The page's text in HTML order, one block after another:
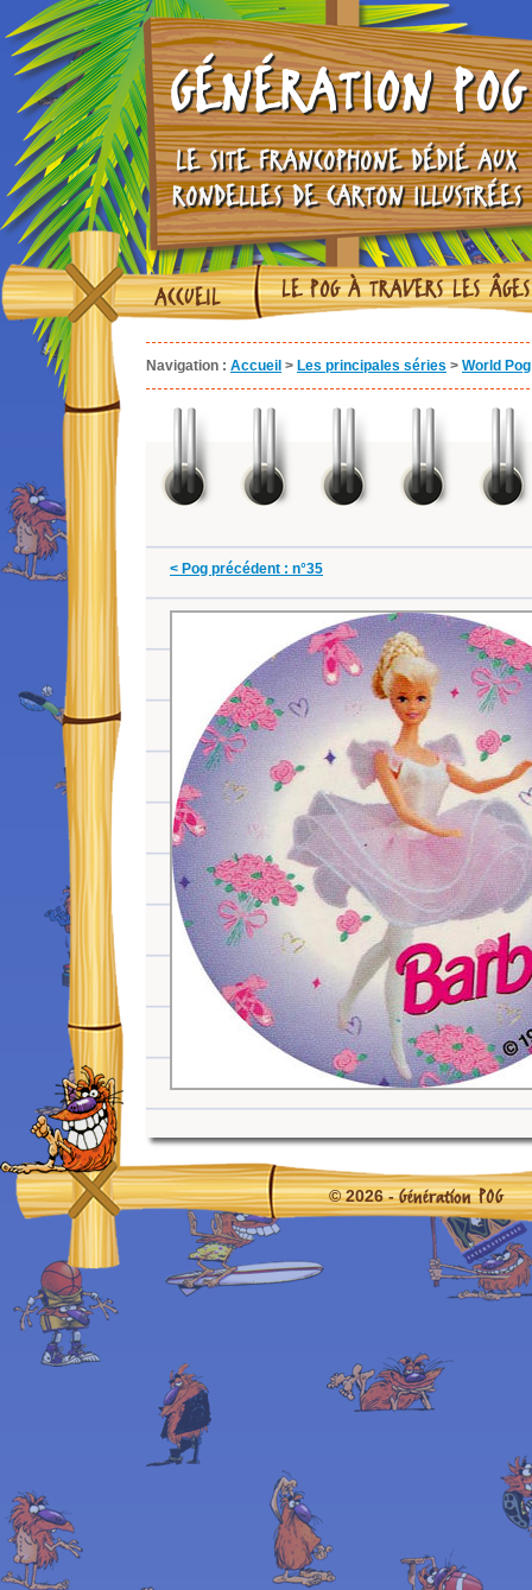
GÉNÉRATION POG
LE SITE FRANCOPHONE DÉDIÉ AUX
RONDELLES DE CARTON ILLUSTRÉES
ACCUEIL LE POG À TRAVERS LES ÂGES
Navigation : Accueil > Les principales séries > World
< Pog précédent : n°35
© 2026 -Génération POG